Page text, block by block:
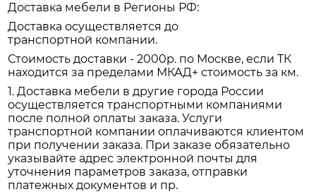
Доставка мебели в Регионы РФ:
Доставка осуществляется до
транспортной компании.
Стоимость доставки - 2000р. по Москве, если ТК
находится за пределами МКАД+ стоимость за км.
1. Доставка мебели в другие города России
осуществляется транспортными компаниями
после полной оплаты заказа. Услуги
транспортной компании оплачиваются клиентом
при получении заказа. При заказе обязательно
указывайте адрес электронной почты для
уточнения параметров заказа, отправки
платежных документов и пр.